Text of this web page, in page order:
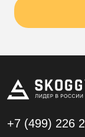
+7 (499) 226